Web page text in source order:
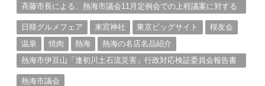
斉藤市長による、熱海市議会11月定例会での上程議案に対する
日韓グルメフェア
来宮神社 東京ビッグサイト
桜友会
温泉
焼肉 熱海
熱海の名店名品紹介
熱海市伊豆山「逢初川土石流災害」行政対応検証委員会報告書
熱海市議会